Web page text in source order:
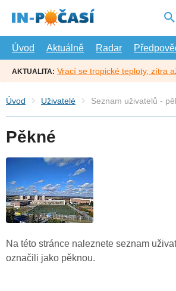
hlavní
Úvod
Aktuálně Radar
AKTUALITA: Vrací se tropické teploty, zítra
Úvod Uživatelé Seznam uživatelů -
Pěkné
Na této stránce naleznete seznam
označili jako pěknou.